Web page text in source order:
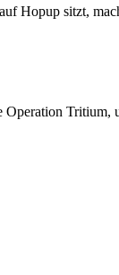
Hopup sitzt,